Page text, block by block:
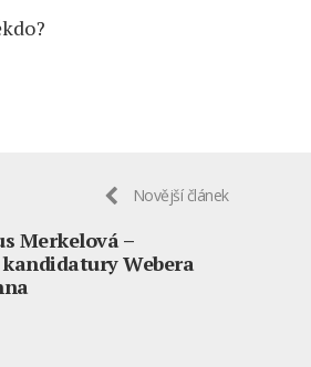
Novější článek
Merkelová –
Webera